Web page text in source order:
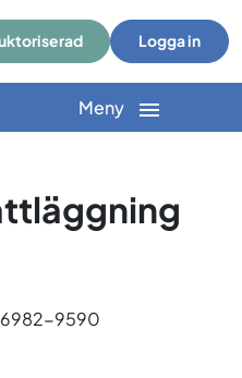
Logga in
Meny
9590